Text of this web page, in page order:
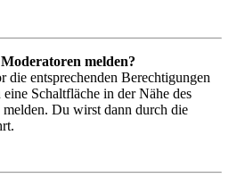
melden?
die entsprechenden Berechtigungen
Schaltfläche in der Nähe des
melden. Du wirst dann durch die